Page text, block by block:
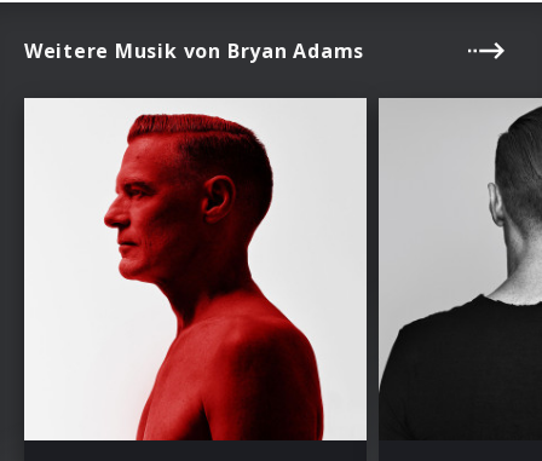
Weitere Musik von Bryan Adams